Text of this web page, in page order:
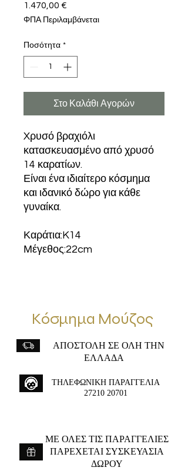
1.470,00 €
ΦΠΑ Περιλαμβάνεται
Ποσότητα *
Στο Καλάθι Αγορών
Xρυσό βραχιόλι
κατασκευασμένο από χρυσό
14 καρατίων.
Είναι ένα ιδιαίτερο κόσμημα
και ιδανικό δώρο για κάθε
γυναίκα.
Καράτια:K14
Μέγεθος:22cm
Κόσμημα Μούζος
ΑΠΟΣΤΟΛΗ ΣΕ ΟΛΗ ΤΗΝ
ΕΛΛΑΔΑ
ΤΗΛΕΦΩΝΙΚΗ ΠΑΡΑΓΓΕΛΙΑ
27210 20701
ME ΟΛΕΣ ΤΙΣ ΠΑΡΑΓΓΕΛΙΕΣ
ΠΑΡΕΧΕΤΑΙ ΣΥΣΚΕΥΑΣΙΑ
ΔΩΡΟΥ